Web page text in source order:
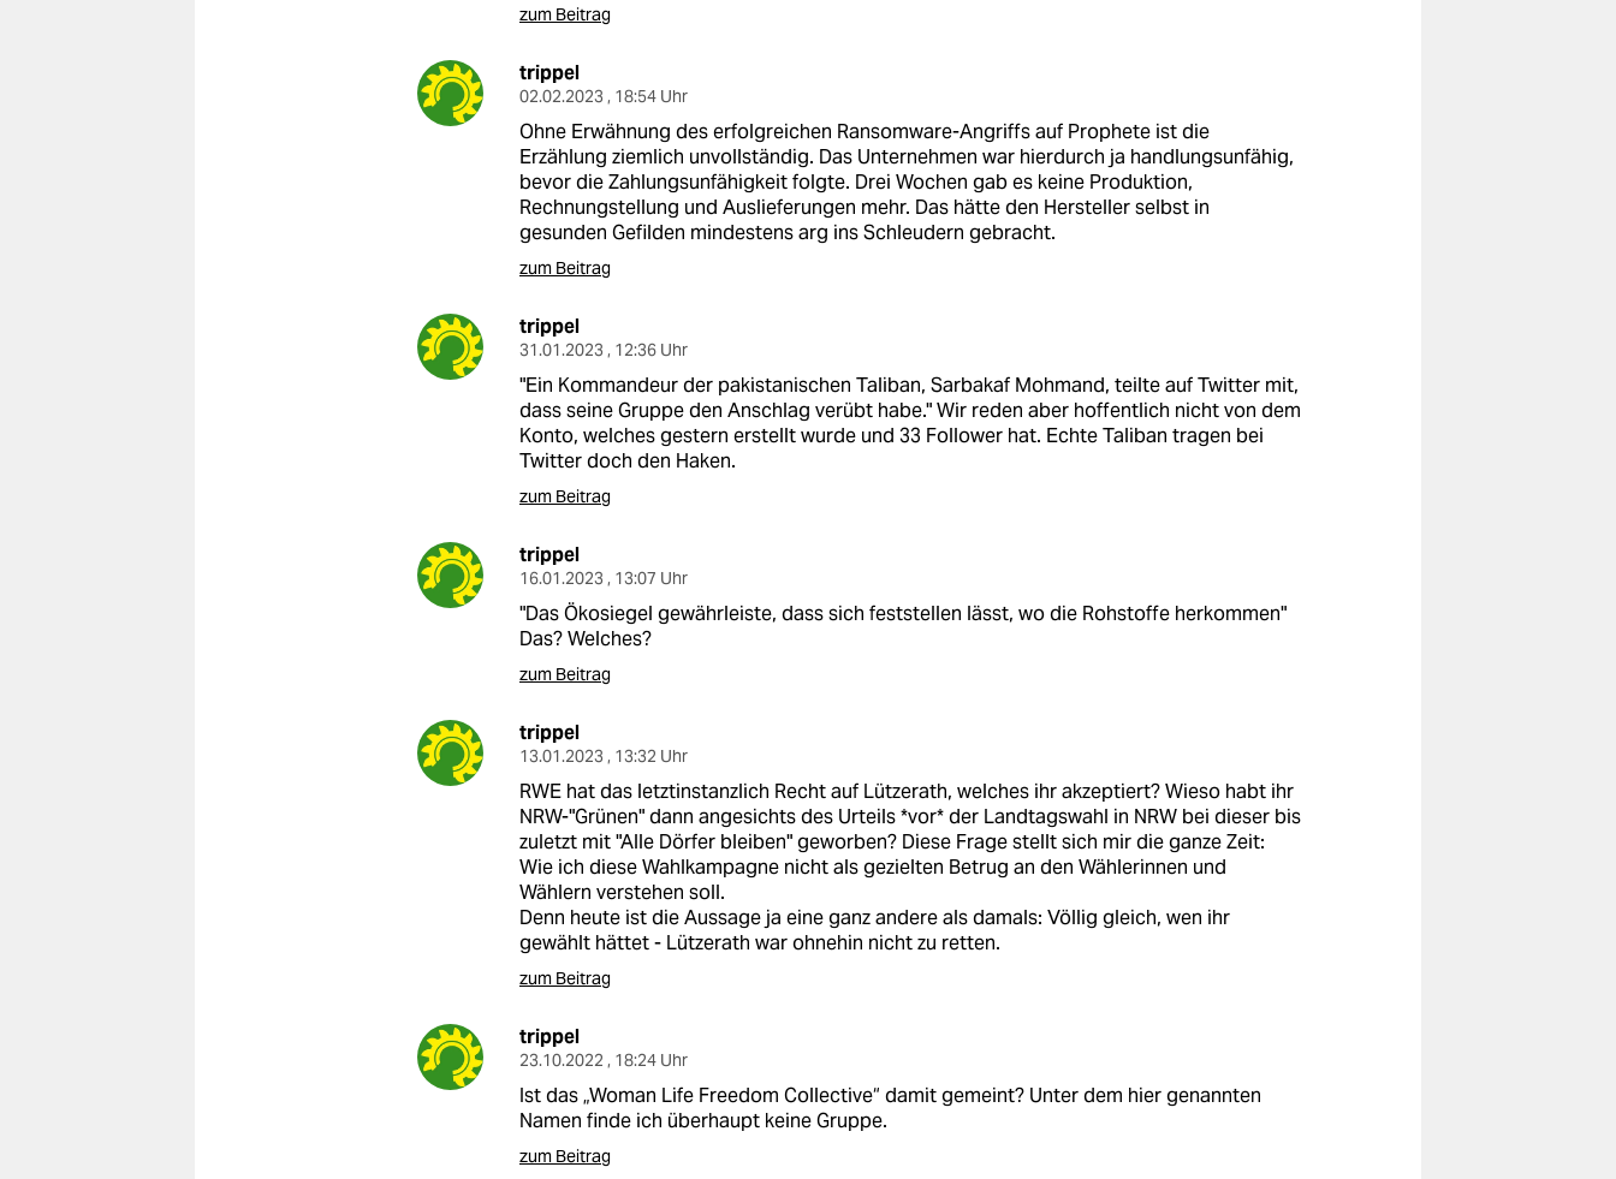
zum Beitrag
trippel
02.02.2023 , 18:54 Uhr
Ohne Erwähnung des erfolgreichen Ransomware-Angriffs auf Prophete ist die
Erzählung ziemlich unvollständig. Das Unternehmen war hierdurch ja handlungsunfähig,
bevor die Zahlungsunfähigkeit folgte. Drei Wochen gab es keine Produktion,
Rechnungstellung und Auslieferungen mehr. Das hätte den Hersteller selbst in
gesunden Gefilden mindestens arg ins Schleudern gebracht.
zum Beitrag
trippel
31.01.2023 , 12:36 Uhr
"Ein Kommandeur der pakistanischen Taliban, Sarbakaf Mohmand, teilte auf Twitter mit,
dass seine Gruppe den Anschlag verübt habe." Wir reden aber hoffentlich nicht von dem
Konto, welches gestern erstellt wurde und 33 Follower hat. Echte Taliban tragen bei
Twitter doch den Haken.
zum Beitrag
trippel
16.01.2023 , 13:07 Uhr
"Das Ökosiegel gewährleiste, dass sich feststellen lässt, wo die Rohstoffe herkommen"
Das? Welches?
zum Beitrag
trippel
13.01.2023 , 13:32 Uhr
RWE hat das letztinstanzlich Recht auf Lützerath, welches ihr akzeptiert? Wieso habt ihr
NRW-"Grünen" dann angesichts des Urteils *vor* der Landtagswahl in NRW bei dieser bis
zuletzt mit "Alle Dörfer bleiben" geworben? Diese Frage stellt sich mir die ganze Zeit:
Wie ich diese Wahlkampagne nicht als gezielten Betrug an den Wählerinnen und
Wählern verstehen soll.
Denn heute ist die Aussage ja eine ganz andere als damals: Völlig gleich, wen ihr
gewählt hättet - Lützerath war ohnehin nicht zu retten.
zum Beitrag
trippel
23.10.2022 , 18:24 Uhr
Ist das „Woman Life Freedom Collective“ damit gemeint? Unter dem hier genannten
Namen finde ich überhaupt keine Gruppe.
zum Beitrag